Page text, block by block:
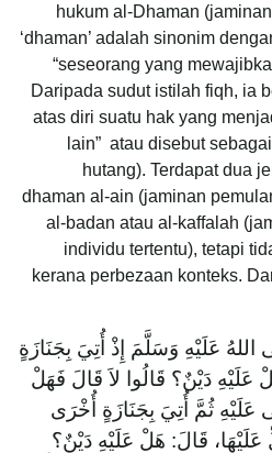
hukum al-Dhaman
‘dhaman’ adalah sinonim
“seseorang yang
Daripada sudut istilah fiqh, ia
atas diri suatu hak yang
lain” atau disebut
hutang). Terdapat dua
dhaman al-ain (jaminan
al-badan atau al-kaffalah
individu tertentu), tetapi
kerana perbezaan konteks.
عَلَيْهِ وَسَلَّمَ إِذْ أُتِيَ بِجَنَازَةٍ
عَلَيْهِ دَيْنٌ؟ قَالُوا لاَ قَالَ فَهَلْ
عَلَيْهِ ثُمَّ أُتِيَ بِجَنَازَةٍ أُخْرَى
عَلَيْهَا، قَالَ: هَلْ عَلَيْهِ دَيْنٌ؟